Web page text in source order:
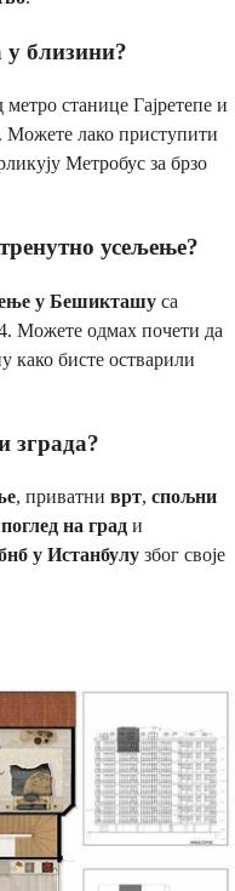
у близини?
станице Гајретепе и
Можете лако приступити
Метробус за брзо
усељење?
у Бешикташу са
Можете одмах почети да
како бисте остварили
зграда?
, приватни врт, спољни
поглед на град и
у Истанбулу због своје